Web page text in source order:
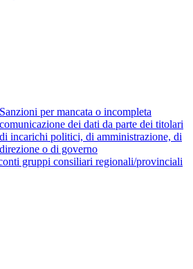
Sanzioni per mancata o incompleta
comunicazione dei dati da parte dei titolari
di incarichi politici, di amministrazione, di
direzione o di governo
gruppi consiliari regionali/provinciali